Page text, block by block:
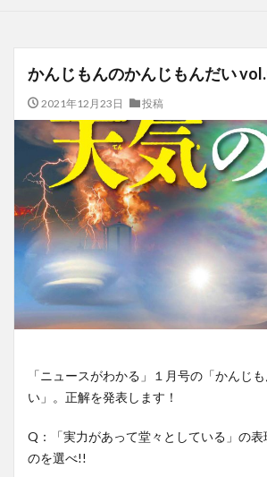
かんじもんのかんじもんだい
2021年12月23日 投稿
「ニュースがわかる」１月号の「かんじ
い」。正解を発表します！
Q：「実力があって堂々としている」の表
のを選べ!!